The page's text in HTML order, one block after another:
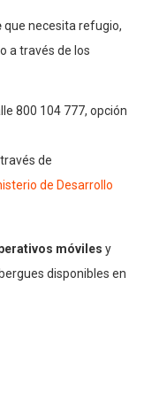
que necesita refugio,
a través de los
800 104 777, opción
de
de Desarrollo
móviles y
disponibles en